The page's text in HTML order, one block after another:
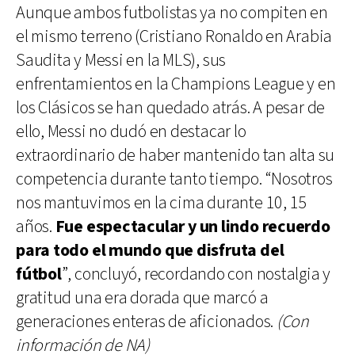
Aunque ambos futbolistas ya no compiten en
el mismo terreno (Cristiano Ronaldo en Arabia
Saudita y Messi en la MLS), sus
enfrentamientos en la Champions League y en
los Clásicos se han quedado atrás. A pesar de
ello, Messi no dudó en destacar lo
extraordinario de haber mantenido tan alta su
competencia durante tanto tiempo. “Nosotros
nos mantuvimos en la cima durante 10, 15
años. Fue espectacular y un lindo recuerdo
para todo el mundo que disfruta del
fútbol”, concluyó, recordando con nostalgia y
gratitud una era dorada que marcó a
generaciones enteras de aficionados. (Con
información de NA)